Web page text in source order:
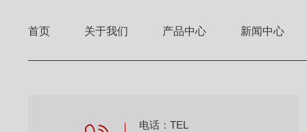
首页 关于我们 产品中心 新闻中心
电话：TEL